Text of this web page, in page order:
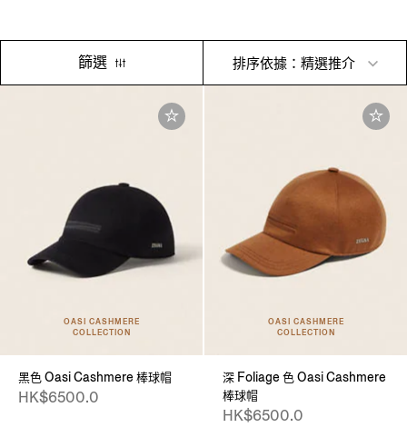
篩選 排序依據：精選推介
OASI CASHMERE
COLLECTION
黑色 Oasi Cashmere 棒球帽
HK$6500.0
OASI CASHMERE
COLLECTION
深 Foliage 色 Oasi Cashmere
棒球帽
HK$6500.0